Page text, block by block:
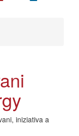
iniziativa a